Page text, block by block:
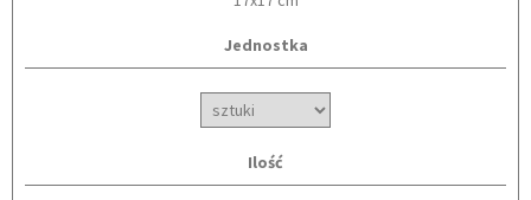
Jednostka
Ilość